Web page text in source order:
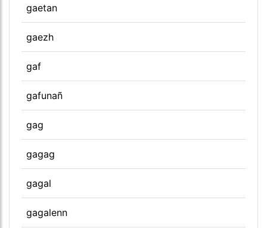
gaetan
gaezh
gaf
gafunañ
gag
gagag
gagal
gagalenn